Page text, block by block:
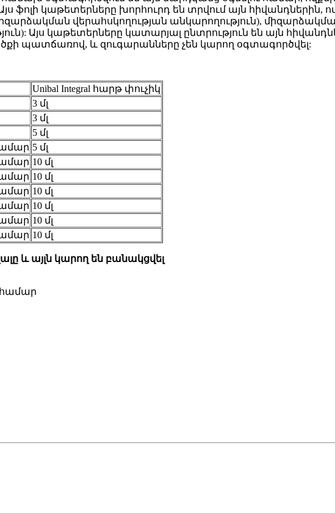
ֆոլի կաթետերները խորհուրդ են տրվում այն ​​հիվանդներին,
վերահսկողության անկարողություն),
Այս կաթետերները կատարյալ ընտրություն են այն
պատճառով, և զուգարանները չեն կարող օգտագործվել:
Unibal Integral հարթ փուչիկ
3 մլ
3 մլ
5 մլ
5 մլ
10 մլ
10 մլ
10 մլ
10 մլ
10 մլ
10 մլ
և այլն կարող են բանակցվել
համար